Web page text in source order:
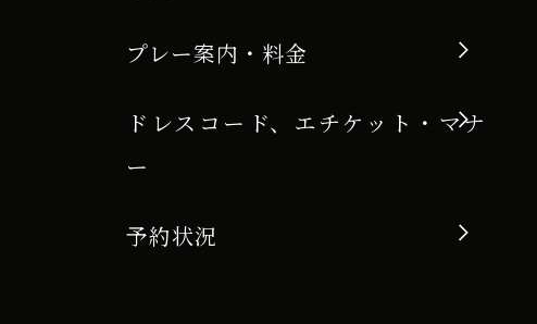
プレー案内・料金
ドレスコード、エチケット・マナ
ー
予約状況